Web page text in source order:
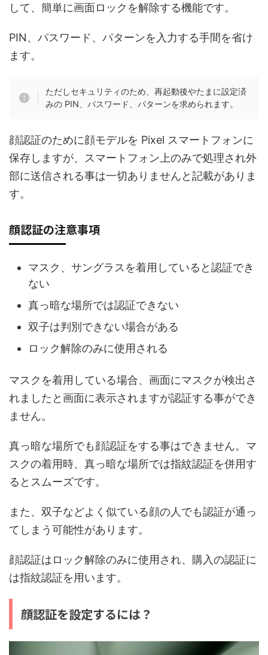
して、簡単に画面ロックを解除する機能です。
PIN、パスワード、パターンを入力する手間を省け
ます。
ただしセキュリティのため、再起動後やたまに設定済
みの PIN、パスワード、パターンを求められます。
顔認証のために顔モデルを Pixel スマートフォンに
保存しますが、スマートフォン上のみで処理され外
部に送信される事は一切ありませんと記載がありま
す。
顔認証の注意事項
マスク、サングラスを着用していると認証でき
ない
真っ暗な場所では認証できない
双子は判別できない場合がある
ロック解除のみに使用される
マスクを着用している場合、画面にマスクが検出さ
れましたと画面に表示されますが認証する事ができ
ません。
真っ暗な場所でも顔認証をする事はできません。マ
スクの着用時、真っ暗な場所では指紋認証を併用す
るとスムーズです。
また、双子などよく似ている顔の人でも認証が通っ
てしまう可能性があります。
顔認証はロック解除のみに使用され、購入の認証に
は指紋認証を用います。
顔認証を設定するには？